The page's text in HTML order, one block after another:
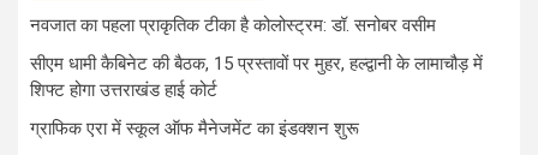
नवजात का पहला प्राकृतिक टीका है कोलोस्ट्रम: डॉ. सनोबर वसीम
सीएम धामी कैबिनेट की बैठक, 15 प्रस्तावों पर मुहर, हल्द्वानी के लामाचौड़ में
शिफ्ट होगा उत्तराखंड हाई कोर्ट
ग्राफिक एरा में स्कूल ऑफ मैनेजमेंट का इंडक्शन शुरू